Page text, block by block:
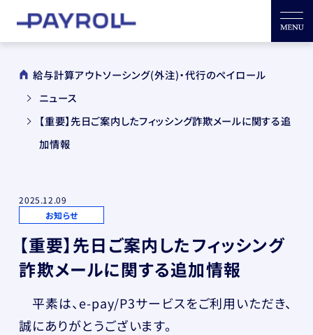
給与計算アウトソーシング(外注)・代行のペイロール
ニュース
【重要】先日ご案内したフィッシング詐欺メールに関する追
加情報
2025.12.09
お知らせ
【重要】先日ご案内したフィッシング
詐欺メールに関する追加情報
平素は、e-pay/P3サービスをご利用いただき、
誠にありがとうございます。